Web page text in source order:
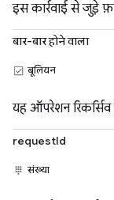
इस कार्रवाई से जुड़े
बार-बार होने वाला
बूलियन
यह ऑपरेशन रिकर्सिव
requestId
संख्या